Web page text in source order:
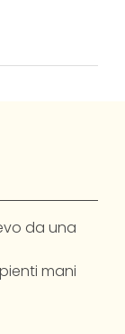
da una
mani